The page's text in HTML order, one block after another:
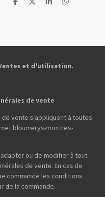
P
e
P
e
P
e
P
e
et d'utilisation.
de vente
vente s'appliquent à toutes
bloumerys-montres-
ou de modifier à tout
de vente. En cas de
commande les conditions
de la commande.